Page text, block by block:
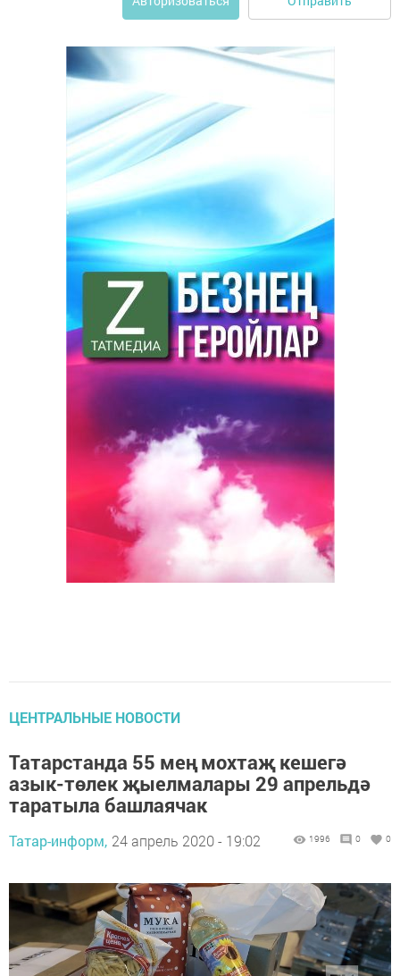
ЦЕНТРАЛЬНЫЕ НОВОСТИ
Татарстанда 55 мең мохтаҗ кешегә
азык-төлек җыелмалары 29 апрельдә
таратыла башлаячак
Татар-информ, 24 апрель 2020 - 19:02 1996 0 0